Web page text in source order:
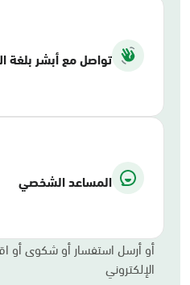
تواصل مع أبشر بلغة
المساعد الشخصي
أو أرسل استفسار أو شكوى أو
الإلكتروني